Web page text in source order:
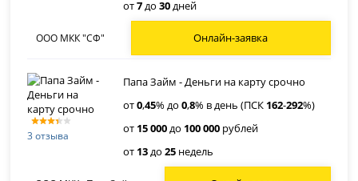
от7до30дней
ООО МКК "СФ" Онлайн-заявка
3 отзыва
Папа Займ - Деньги на карту срочно
от0,45% до0,8% в день (ПСК 162-292%)
от 15 000до 100 000 рублей
от 13до25 недель